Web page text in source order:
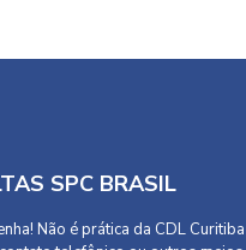
SPC BRASIL
Não é prática da CDL Curitiba